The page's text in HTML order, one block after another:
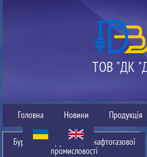
ТОВ "ДК
Головна Новини Продукція
Буровий інструмент для нафтогазової
промисловості